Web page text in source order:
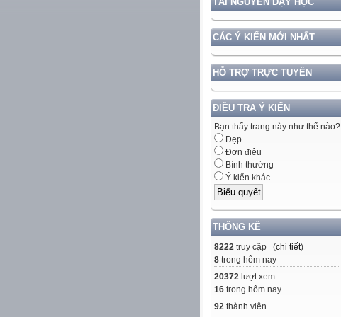
CÁC Ý KIẾN MỚI NHẤT
HỖ TRỢ TRỰC TUYẾN
ĐIỀU TRA Ý KIẾN
Bạn thấy trang này như thế nào?
Đẹp
Đơn điệu
Bình thường
Ý kiến khác
THỐNG KÊ
8222 truy cập (chi tiết)
8 trong hôm nay
20372 lượt xem
16 trong hôm nay
92 thành viên